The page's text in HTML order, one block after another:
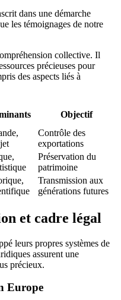
dans une démarche
les témoignages de notre
collective. Il
précieuses pour
des aspects liés à
Objectif
Contrôle des
exportations
Préservation du
patrimoine
Transmission aux
générations futures
et cadre légal
leurs propres systèmes de
assurent une
précieux.
Europe